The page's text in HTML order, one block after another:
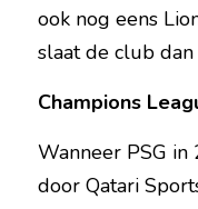
ook nog eens
slaat de club dan
Champions
Wanneer PSG
door Qatari